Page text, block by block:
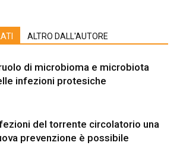
ALTRO DALL'AUTORE
di microbioma e microbiota
infezioni protesiche
del torrente circolatorio una
prevenzione è possibile